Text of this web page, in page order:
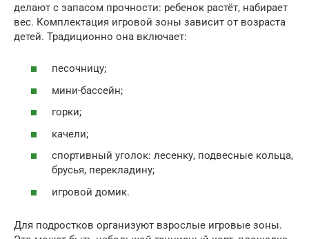
делают с запасом прочности: ребенок растёт, набирает
вес. Комплектация игровой зоны зависит от возраста
детей. Традиционно она включает:
песочницу;
мини-бассейн;
горки;
качели;
спортивный уголок: лесенку, подвесные кольца,
брусья, перекладину;
игровой домик.
Для подростков организуют взрослые игровые зоны.